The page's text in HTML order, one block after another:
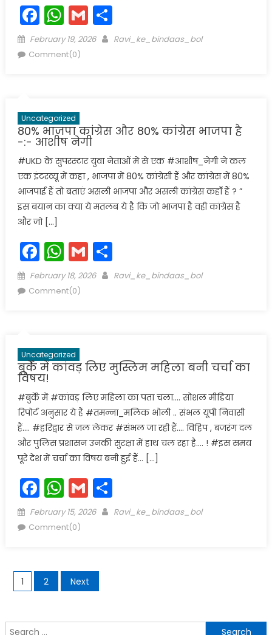
Facebook
WhatsApp
GmailShare
Posted
on
February 19, 2026 Author
Ravi_ke_bindaas_bol
Comment(0)
Uncategorized
80% भाजपा कांग्रेस और 80% कांग्रेस भाजपा है
-:- आशीष नेगी
#UKD के सुपरस्टार युवा नेताओं में से एक #आशीष_नेगी ने कल
एक इंटरव्यू में कहा , भाजपा में 80% कांग्रेसी हैं और कांग्रेस में 80%
भाजपाई हैं तो बताएं असली भाजपा और असली कांग्रेस कहाँ हैं ? ”
इस बयान का क्या ये मतलब ये है कि जो भाजपा है वही कांग्रेस है
और जो […]
Facebook
WhatsApp
GmailShare
Posted
on
February 18, 2026 Author
Ravi_ke_bindaas_bol
Comment(0)
Uncategorized
बुर्के में कांवड़ लिए मुस्लिम महिला बनी चर्चा का
विषय!
#बुर्के में #कांवड़ लिए महिला का पता चला…. सोशल मीडिया
रिपोर्ट अनुसार ये हैं #तमन्ना_मलिक भोली .. संभल यूपी निवासी
हैं…. #हरिद्वार से जल लेकर #संभल जा रही हैं…. विहिप , बजरंग दल
और पुलिस प्रशासन उनकी सुरक्षा में हाथ चल रहा है…. ! #इस समय
पूरे देश में चर्चा का विषय बनी हुई हैं… […]
Facebook
WhatsApp
GmailShare
Posted
on
February 15, 2026 Author
Ravi_ke_bindaas_bol
Comment(0)
Posts
navigation
1 2 Next
Search